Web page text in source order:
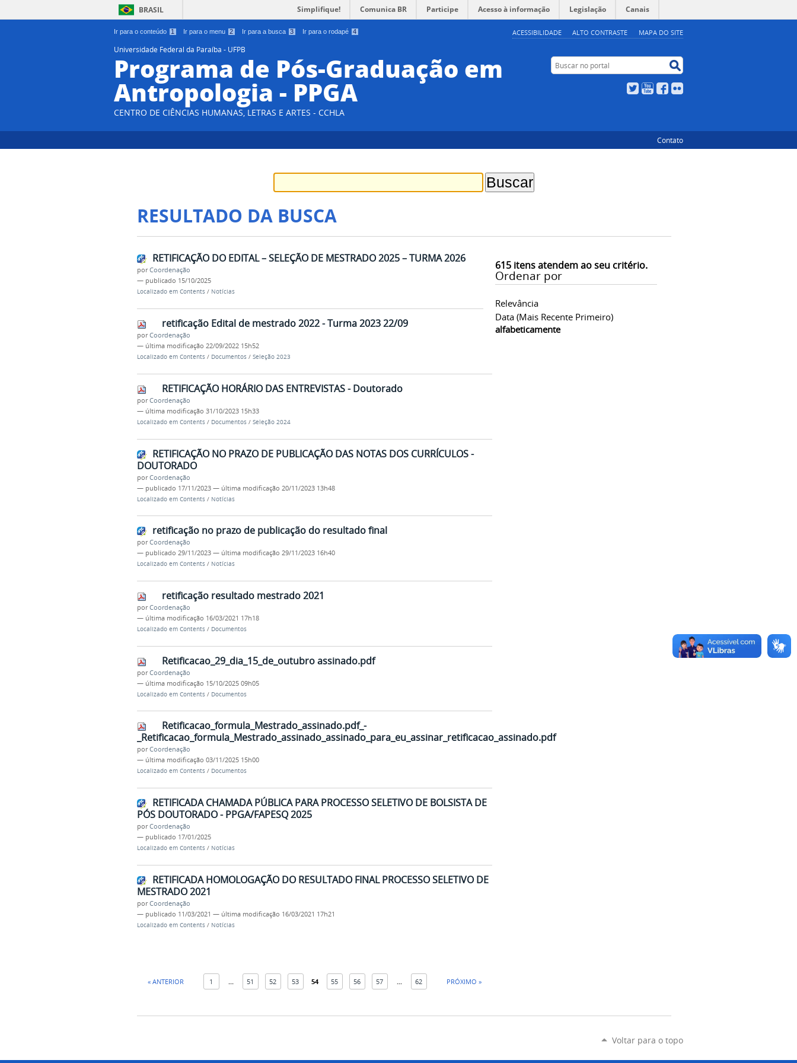
Ir para o conteúdo 1 Ir para o menu 2 Ir para a busca 3 Ir para o rodapé 4 ACESSIBILIDADE ALTO CONTRASTE MAPA DO SITE
BRASIL Simplifique! Comunica BR Participe Acesso à informação Legislação Canais
Universidade Federal da Paraíba - UFPB
Programa de Pós-Graduação em
Antropologia - PPGA
CENTRO DE CIÊNCIAS HUMANAS, LETRAS E ARTES - CCHLA
Buscar no portal
TwitterYouTubeFacebook
Contato
RESULTADO DA BUSCA
615itens atendem ao seu critério.
Ordenar por
Relevância
Data (mais Recente Primeiro)
alfabeticamente
RETIFICAÇÃO DO EDITAL – SELEÇÃO DE MESTRADO 2025 – TURMA 2026
porCoordenação
— publicado 15/10/2025
Localizado em Contents / Notícias
retificação Edital de mestrado 2022 - Turma 2023 22/09
porCoordenação
— última modificação 22/09/2022 15h52
Localizado em Contents / Documentos / Seleção 2023
RETIFICAÇÃO HORÁRIO DAS ENTREVISTAS - Doutorado
porCoordenação
— última modificação 31/10/2023 15h33
Localizado em Contents / Documentos / Seleção 2024
RETIFICAÇÃO NO PRAZO DE PUBLICAÇÃO DAS NOTAS DOS CURRÍCULOS -
DOUTORADO
porCoordenação
— publicado 17/11/2023 — última modificação 20/11/2023 13h48
Localizado em Contents / Notícias
retificação no prazo de publicação do resultado final
porCoordenação
— publicado 29/11/2023 — última modificação 29/11/2023 16h40
Localizado em Contents / Notícias
retificação resultado mestrado 2021
porCoordenação
— última modificação 16/03/2021 17h18
Localizado em Contents / Documentos
Retificacao_29_dia_15_de_outubro assinado.pdf
porCoordenação
— última modificação 15/10/2025 09h05
Localizado em Contents / Documentos
Retificacao_formula_Mestrado_assinado.pdf_-
_Retificacao_formula_Mestrado_assinado_assinado_para_eu_assinar_retificacao_assinado.pdf
porCoordenação
— última modificação 03/11/2025 15h00
Localizado em Contents / Documentos
RETIFICADA CHAMADA PÚBLICA PARA PROCESSO SELETIVO DE BOLSISTA DE
PÓS DOUTORADO - PPGA/FAPESQ 2025
porCoordenação
— publicado 17/01/2025
Localizado em Contents / Notícias
RETIFICADA HOMOLOGAÇÃO DO RESULTADO FINAL PROCESSO SELETIVO DE
MESTRADO 2021
porCoordenação
— publicado 11/03/2021 — última modificação 16/03/2021 17h21
Localizado em Contents / Notícias
« ANTERIOR 1 51 52 53 54 55 56 57 62 PRÓXIMO »
Voltar para o topo